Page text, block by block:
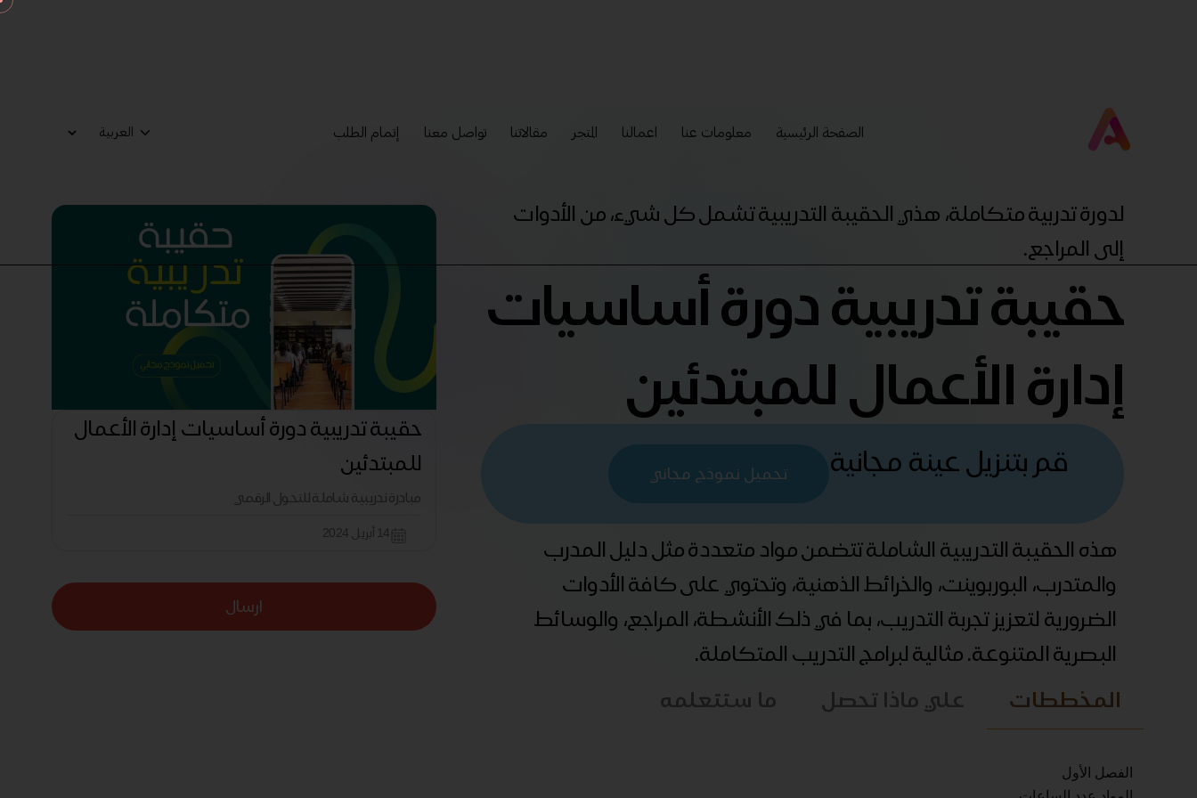
الصفحة الرئيسية معلومات عنا اعمالنا المتجر مقالاتنا تواصل معنا إتمام الطلب
لدورة تدربية متكاملة، هذي الحقيبة التدريبية تشمل كل شيء، من الأدوات
إلى المراجع.
حقيبة تدريبية دورة أساسيات
إدارة الأعمال للمبتدئين
قم بتنزيل عينة مجانية تحميل نموذج مجاني
هذه الحقيبة التدريبية الشاملة تتضمن مواد متعددة مثل دليل المدرب
والمتدرب، البوربوينت، والخرائط الذهنية، وتحتوي على كافة الأدوات
الضرورية لتعزيز تجربة التدريب، بما في ذلك الأنشطة، المراجع، والوسائط
البصرية المتنوعة. مثالية لبرامج التدريب المتكاملة.
حقيبة تدريبية دورة أساسيات إدارة الأعمال
للمبتدئين
مبادرة تدريبية شاملة للتحول الرقمي
14 أبريل 2024
ارسال
المخططات علي ماذا تحصل ما ستتعلمه
الفصل الأول